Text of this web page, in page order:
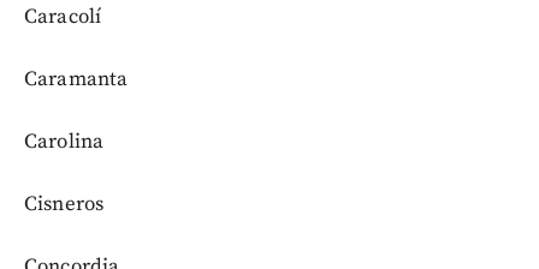
Caracolí
Caramanta
Carolina
Cisneros